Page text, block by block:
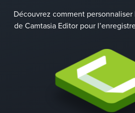
Découvrez comment
de Camtasia Editor pour